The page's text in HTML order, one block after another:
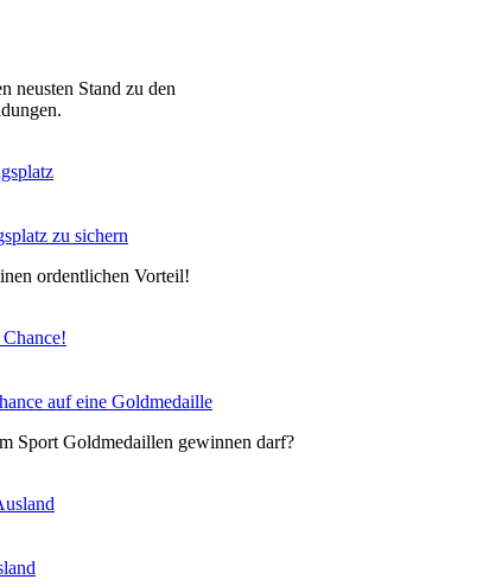
neusten Stand zu den
zu sichern
ordentlichen Vorteil!
auf eine Goldmedaille
Sport Goldmedaillen gewinnen darf?